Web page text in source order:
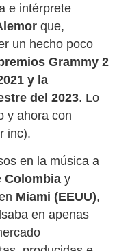
e intérprete
que,
un hecho poco
Grammy 2
y la
del 2023. Lo
y ahora con
inc).
en la música a
Colombia y
Miami (EEUU),
en apenas